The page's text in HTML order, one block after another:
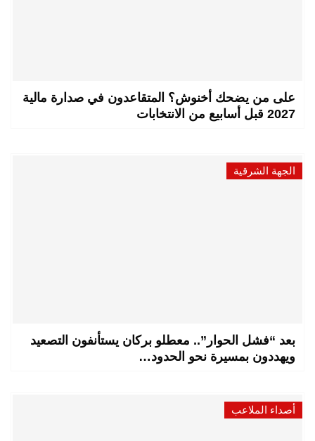
على من يضحك أخنوش؟ المتقاعدون في صدارة مالية
2027 قبل أسابيع من الانتخابات
الجهة الشرقية
بعد “فشل الحوار”.. معطلو بركان يستأنفون التصعيد
ويهددون بمسيرة نحو الحدود…
أصداء الملاعب